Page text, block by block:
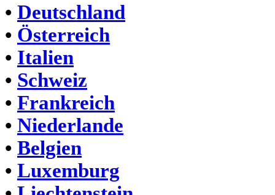
• Deutschland
• Österreich
• Italien
• Schweiz
• Frankreich
• Niederlande
• Belgien
• Luxemburg